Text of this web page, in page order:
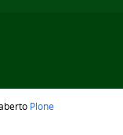
Plone